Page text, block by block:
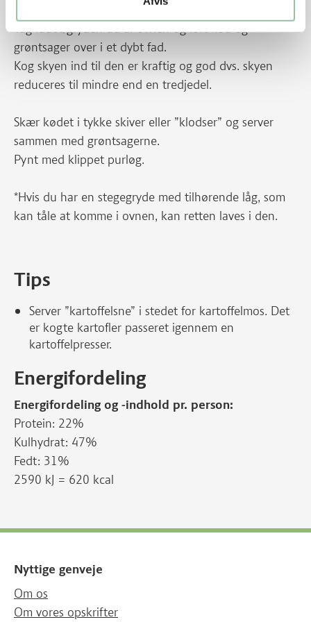
Tag fadet/gryden ud af ovnen og løft kød og
grøntsager over i et dybt fad.
Kog skyen ind til den er kraftig og god dvs. skyen
reduceres til mindre end en tredjedel.
Skær kødet i tykke skiver eller ”klodser” og server
sammen med grøntsagerne.
Pynt med klippet purløg.
*Hvis du har en stegegryde med tilhørende låg, som
kan tåle at komme i ovnen, kan retten laves i den.
Tips
Server ”kartoffelsne” i stedet for kartoffelmos. Det
er kogte kartofler passeret igennem en
kartoffelpresser.
Energifordeling
Energifordeling og -indhold pr. person:
Protein: 22%
Kulhydrat: 47%
Fedt: 31%
2590 kJ = 620 kcal
Nyttige genveje
Om os
Om vores opskrifter